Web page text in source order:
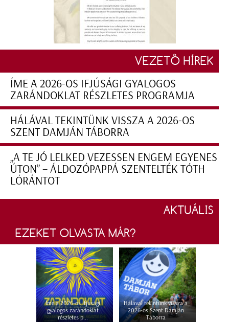
VEZETŐ HÍREK
ÍME A 2026-OS IFJÚSÁGI GYALOGOS
ZARÁNDOKLAT RÉSZLETES PROGRAMJA
HÁLÁVAL TEKINTÜNK VISSZA A 2026-OS
SZENT DAMJÁN TÁBORRA
„A TE JÓ LELKED VEZESSEN ENGEM EGYENES
ÚTON” – ÁLDOZÓPAPPÁ SZENTELTÉK TÓTH
LÓRÁNTOT
AKTUÁLIS
EZEKET OLVASTA MÁR?
Íme a 2026-os ifjúsági
gyalogos zarándoklat
részletes p...
Hálával tekintünk vissza a
2026-os Szent Damján
Táborra